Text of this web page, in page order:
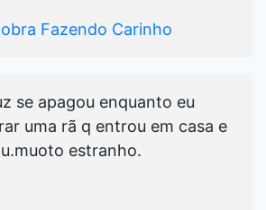
Fazendo Carinho
se apagou enquanto eu
uma rã q entrou em casa e
estranho.